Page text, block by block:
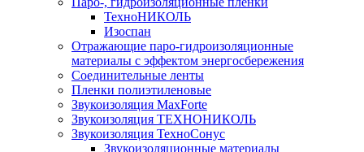
ТехноНИКОЛЬ
Изоспан
Отражающие паро-гидроизоляционные
материалы с эффектом энергосбережения
Соединительные ленты
Пленки полиэтиленовые
Звукоизоляция MaxForte
Звукоизоляция ТЕХНОНИКОЛЬ
Звукоизоляция ТехноСонус
Звукоизоляционные материалы